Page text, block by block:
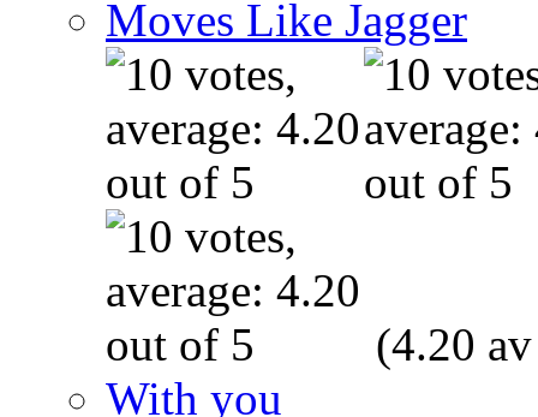
Moves Like Jagger
(4.20
With you